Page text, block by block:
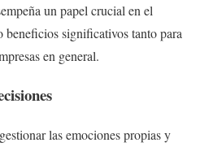
un papel crucial en el
beneficios significativos tanto para
en general.
las emociones propias y